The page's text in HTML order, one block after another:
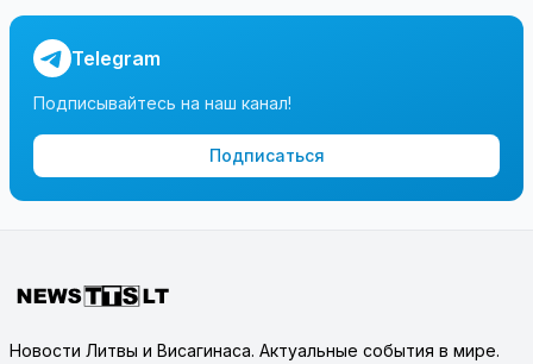
Telegram
Подписывайтесь на наш канал!
Подписаться
Новости Литвы и Висагинаса. Актуальные события в мире.